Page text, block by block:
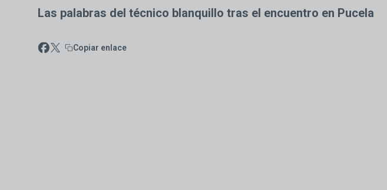
Las palabras del técnico blanquillo tras el encuentro en Pucela
Copiar enlace